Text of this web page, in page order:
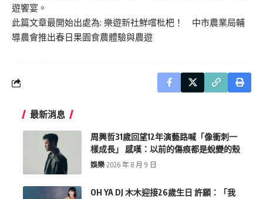
遊饗宴。
此篇文章最開始出處為: 樂遊新社鮮嚐枇杷！ 中市農業局輔
導農會推出春日果園食農體驗與農遊
最新消息
周興哲31歲回望12年演藝路喊「像衝刺一
樣成長」 感嘆：以前的傷痕都是蛻變的殼
娛樂 2026 年 8 月 9 日
OH YA DJ 木木迎接26歲生日 許願：「我